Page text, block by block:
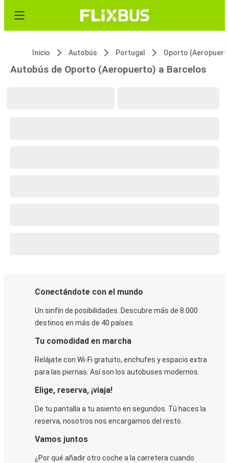
Inicio Autobús Portugal Oporto
Autobús de Oporto (Aeropuerto) a Barcelos
Conectándote con el mundo
Un sinfín de posibilidades. Descubre más de 8.000
destinos en más de 40 países.
Tu comodidad en marcha
Relájate con Wi-Fi gratuito, enchufes y espacio extra
para las piernas. Así son los autobuses modernos.
Elige, reserva, ¡viaja!
De tu pantalla a tu asiento en segundos. Tú haces la
reserva, nosotros nos encargamos del resto.
Vamos juntos
¿Por qué añadir otro coche a la carretera cuando